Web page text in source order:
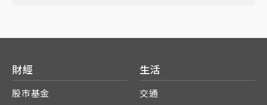
財經
股市基金
生活
交通